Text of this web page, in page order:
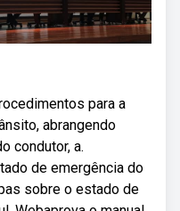
para a
abrangendo
condutor, a.
de emergência do
sobre o estado de